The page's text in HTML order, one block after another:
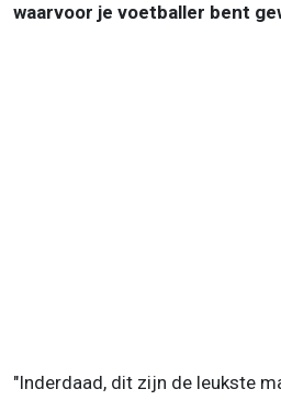
waarvoor je voetballer bent
"Inderdaad, dit zijn de leukste